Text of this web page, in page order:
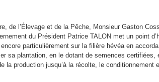
de l’Élevage et de la Pêche, Monsieur Gaston
du Président Patrice TALON met un point
particulièrement sur la filière hévéa en
sa plantation, en le dotant de semences certifiées,
la production jusqu’à la récolte, le conditionnement